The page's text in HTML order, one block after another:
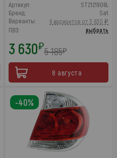
Артикул:
ST2121906L
Бренд:
Sat
Варианты:
6 вариантов от 3 630 ₽
ПВЗ:
выбрать
3 630₽5 185₽
8 августа
-40%